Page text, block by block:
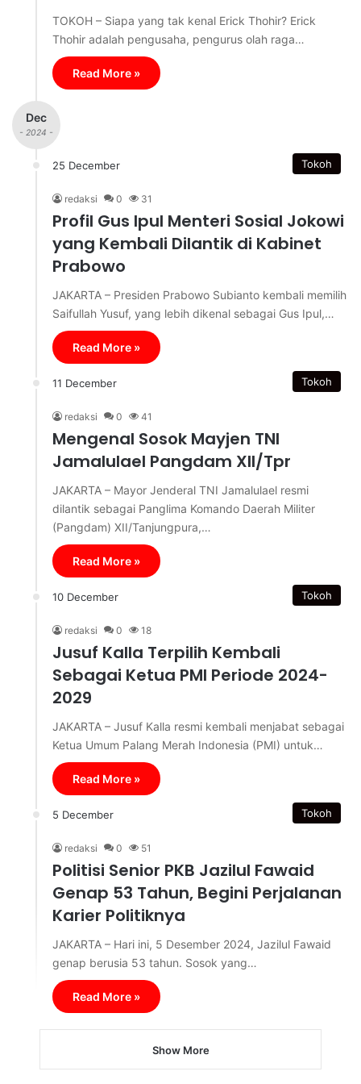
TOKOH – Siapa yang tak kenal Erick Thohir? Erick
Thohir adalah pengusaha, pengurus olah raga…
Read More »
Dec
- 2024 -
25 December Tokoh
redaksi 0 31
Profil Gus Ipul Menteri Sosial Jokowi
yang Kembali Dilantik di Kabinet
Prabowo
JAKARTA – Presiden Prabowo Subianto kembali memilih
Saifullah Yusuf, yang lebih dikenal sebagai Gus Ipul,…
Read More »
11 December Tokoh
redaksi 0 41
Mengenal Sosok Mayjen TNI
Jamalulael Pangdam XII/Tpr
JAKARTA – Mayor Jenderal TNI Jamalulael resmi
dilantik sebagai Panglima Komando Daerah Militer
(Pangdam) XII/Tanjungpura,…
Read More »
10 December Tokoh
redaksi 0 18
Jusuf Kalla Terpilih Kembali
Sebagai Ketua PMI Periode 2024-
2029
JAKARTA – Jusuf Kalla resmi kembali menjabat sebagai
Ketua Umum Palang Merah Indonesia (PMI) untuk…
Read More »
5 December Tokoh
redaksi 0 51
Politisi Senior PKB Jazilul Fawaid
Genap 53 Tahun, Begini Perjalanan
Karier Politiknya
JAKARTA – Hari ini, 5 Desember 2024, Jazilul Fawaid
genap berusia 53 tahun. Sosok yang…
Read More »
Show More